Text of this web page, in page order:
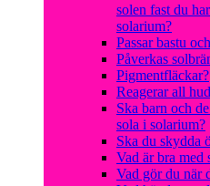
solen fast du
solarium?
Passar bastu
Påverkas
Pigmentfläckar?
Reagerar all
Ska barn och
sola i solarium?
Ska du skydda
Vad är bra med
Vad gör du när